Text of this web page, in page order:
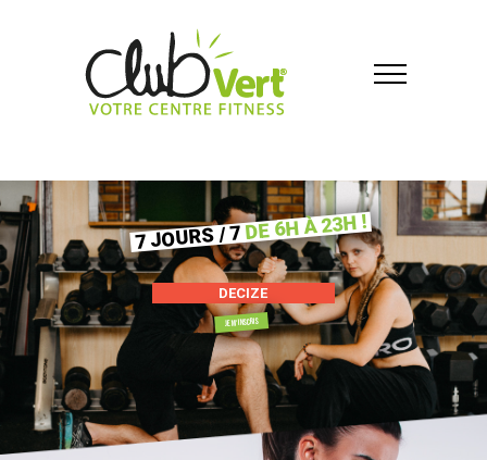
7 JOURS / 7DE 6H À 23H !
DECIZE
JE M’INSCRIS